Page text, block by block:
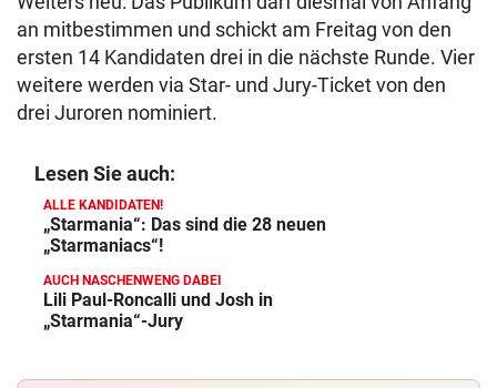
an mitbestimmen und schickt am Freitag von den
ersten 14 Kandidaten drei in die nächste Runde. Vier
weitere werden via Star- und Jury-Ticket von den
drei Juroren nominiert.
Lesen Sie auch:
ALLE KANDIDATEN!
„Starmania“: Das sind die 28 neuen
„Starmaniacs“!
AUCH NASCHENWENG DABEI
Lili Paul-Roncalli und Josh in
„Starmania“-Jury